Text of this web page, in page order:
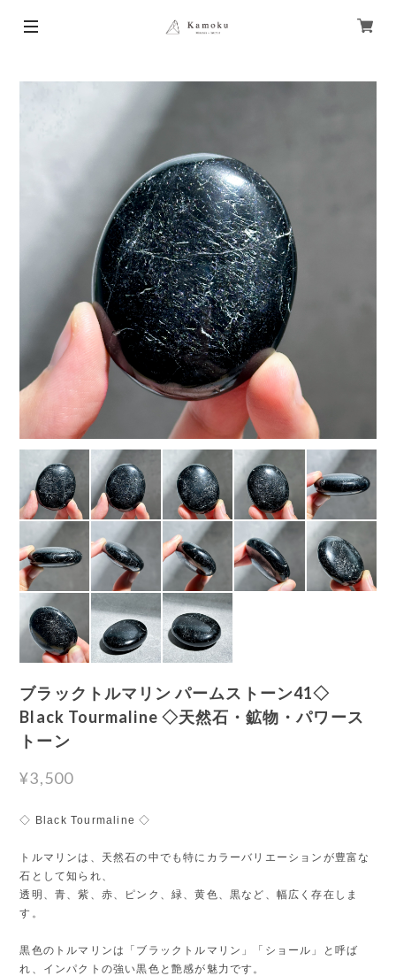
ブラックトルマリン パームストーン41◇
Black Tourmaline ◇天然石・鉱物・パワース
トーン
¥3,500
◇ Black Tourmaline ◇
トルマリンは、天然石の中でも特にカラーバリエーションが豊富な
石として知られ、
透明、青、紫、赤、ピンク、緑、黄色、黒など、幅広く存在しま
す。
黒色のトルマリンは「ブラックトルマリン」「ショール」と呼ば
れ、インパクトの強い黒色と艶感が魅力です。